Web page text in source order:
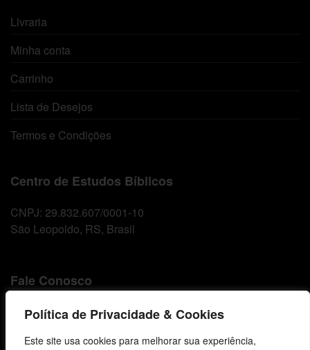
Política de Privacidade & Cookies
Este site usa cookies para melhorar sua experiência,
Livraria
Minha conta
Carrinho
Lista de Desejos
Termos e Condições
Centro de Estudos Bíblicos
CNPJ: 29.832.607/0001-10
São Leopoldo, RS, Brasil
Fale Conosco
E-mails
comunicacao@cebi.org.br